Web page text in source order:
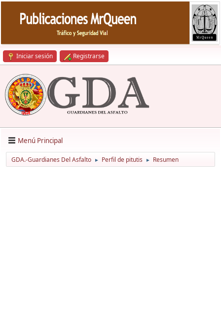
Iniciar sesión Registrarse
Menú Principal
GDA.-Guardianes Del Asfalto ► Perfil de pitutis ► Resumen